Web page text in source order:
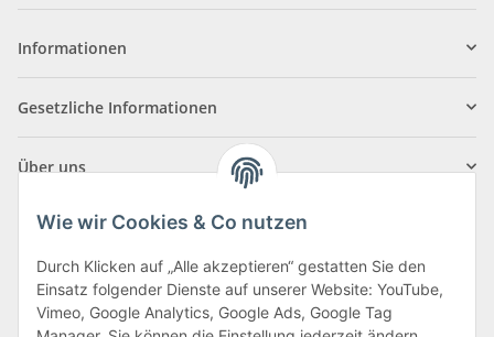
Informationen
Gesetzliche Informationen
Über uns
Klagenfurter Straße 29
Wie wir Cookies & Co nutzen
Durch Klicken auf „Alle akzeptieren“ gestatten Sie den
Einsatz folgender Dienste auf unserer Website: YouTube,
Vimeo, Google Analytics, Google Ads, Google Tag